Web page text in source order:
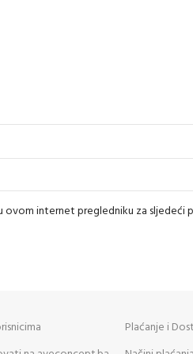
ovom internet pregledniku za sljedeći
Plaćanje i